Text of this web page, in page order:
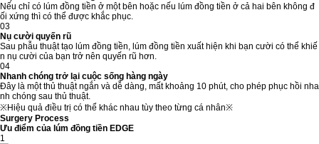
Nếu chỉ có lúm đồng tiền ở một bên hoặc nếu lúm đồng tiền ở cả hai bên không đ
ối xứng thì có thể được khắc phục.
03
Nụ cười quyến rũ
Sau phẫu thuật tạo lúm đồng tiền, lúm đồng tiền xuất hiện khi bạn cười có thể khiế
n nụ cười của bạn trở nên quyến rũ hơn.
04
Nhanh chóng trở lại cuộc sống hàng ngày
Đây là một thủ thuật ngắn và dễ dàng, mất khoảng 10 phút, cho phép phục hồi nha
nh chóng sau thủ thuật.
※Hiệu quả điều trị có thể khác nhau tùy theo từng cá nhân※
Surgery Process
Ưu điểm của lúm đồng tiền EDGE
1